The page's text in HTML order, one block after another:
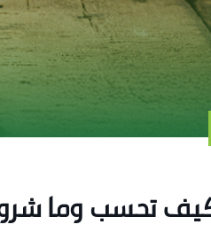
كيف تحسب وما